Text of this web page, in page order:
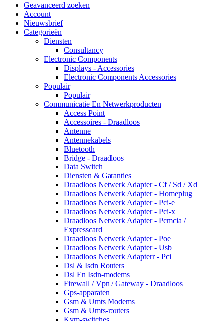
Geavanceerd zoeken
Account
Nieuwsbrief
Categorieën
Diensten
Consultancy
Electronic Components
Displays - Accessories
Electronic Components Accessories
Populair
Populair
Communicatie En Netwerkproducten
Access Point
Accessoires - Draadloos
Antenne
Antennekabels
Bluetooth
Bridge - Draadloos
Data Switch
Diensten & Garanties
Draadloos Netwerk Adapter - Cf / Sd / Xd
Draadloos Netwerk Adapter - Homeplug
Draadloos Netwerk Adapter - Pci-e
Draadloos Netwerk Adapter - Pci-x
Draadloos Netwerk Adapter - Pcmcia /
Expresscard
Draadloos Netwerk Adapter - Poe
Draadloos Netwerk Adapter - Usb
Draadloos Netwerk Adapterr - Pci
Dsl & Isdn Routers
Dsl En Isdn-modems
Firewall / Vpn / Gateway - Draadloos
Gps-apparaten
Gsm & Umts Modems
Gsm & Umts-routers
Kvm-switches